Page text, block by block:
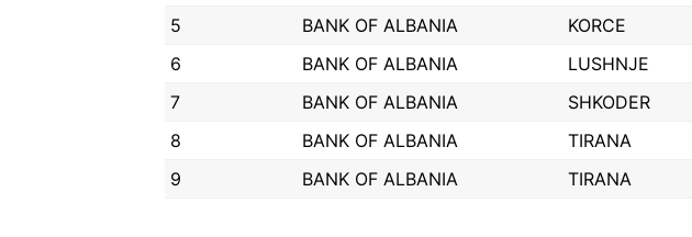
5 BANK OF ALBANIA KORCE
6
BANK OF ALBANIA LUSHNJE
7
BANK OF ALBANIA SHKODER
8
BANK OF ALBANIA TIRANA
9
BANK OF ALBANIA TIRANA